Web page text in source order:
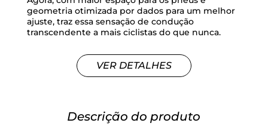
geometria otimizada por dados para um melhor
ajuste, traz essa sensação de condução
transcendente a mais ciclistas do que nunca.
VER DETALHES
Descrição do produto